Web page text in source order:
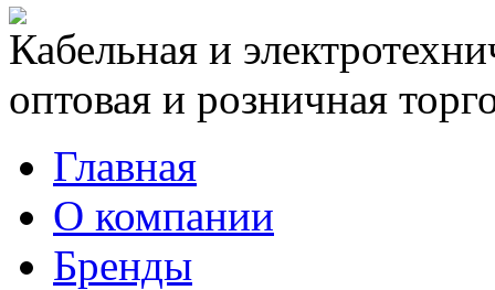
Кабельная и
оптовая и розничная
Главная
О компании
Бренды